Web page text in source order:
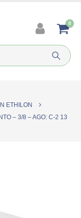
0
ETHILON
– 3/8 – AGO: C-2 13